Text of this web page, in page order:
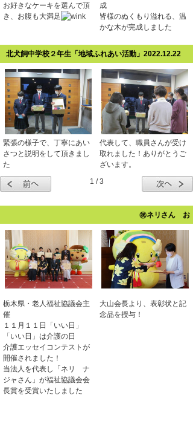
お好きなケーキを選んで頂
き、お腹も大満足
成
皆様のぬくもり溢れる、温
かな木が完成しました
北犬飼中学校２年生「地域ふれあい活動」2022.12.22
緊張の様子で、丁寧にあい
さつと説明をして頂きまし
た
代表して、職員さんが受け
取れました！ありがとうご
ざいます。
1 / 3
㊗ネリさん おめでとう！
栃木県・老人福祉協議会主
催
１１月１１日「いい日」
「いい日」は介護の日
介護エッセイコンテストが
開催されました！
当法人を代表し「ネリ ナ
ジャさん」が福祉協議会会
長賞を受賞いたしました
大山会長より、表彰状と記
念品を授与！